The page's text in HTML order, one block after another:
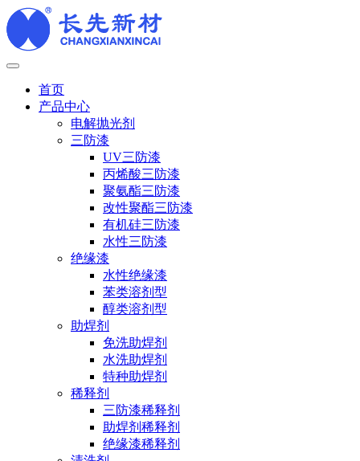
首页
产品中心
电解抛光剂
三防漆
UV三防漆
丙烯酸三防漆
聚氨酯三防漆
改性聚酯三防漆
有机硅三防漆
水性三防漆
绝缘漆
水性绝缘漆
苯类溶剂型
醇类溶剂型
助焊剂
免洗助焊剂
水洗助焊剂
特种助焊剂
稀释剂
三防漆稀释剂
助焊剂稀释剂
绝缘漆稀释剂